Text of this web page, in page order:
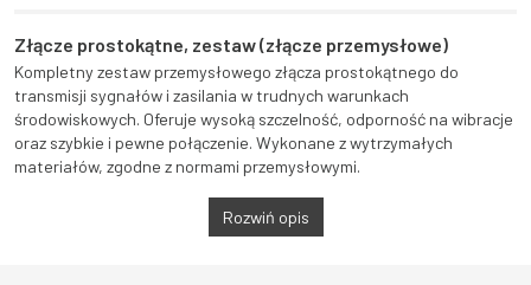
Złącze prostokątne, zestaw (złącze przemysłowe)
Kompletny zestaw przemysłowego złącza prostokątnego do
transmisji sygnałów i zasilania w trudnych warunkach
środowiskowych. Oferuje wysoką szczelność, odporność na wibracje
oraz szybkie i pewne połączenie. Wykonane z wytrzymałych
materiałów, zgodne z normami przemysłowymi.
Rozwiń opis